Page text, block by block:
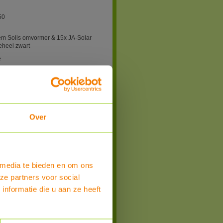
Over
te bieden en om ons
partners voor social
die u aan ze heeft
Solis omvormer & 15x JA-Solar
zwart
/ zakelijk / Belgie